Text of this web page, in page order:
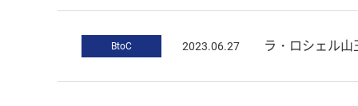
BtoC 2023.06.27 ラ・ロシェル山